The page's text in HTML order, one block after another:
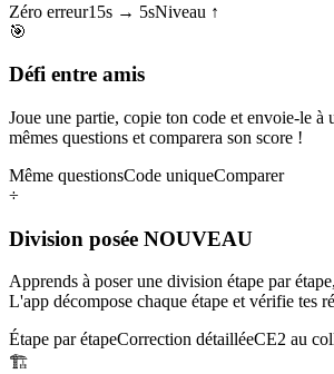
Zéro erreur15s → 5sNiveau ↑
🎯
Défi entre amis
Joue une partie, copie ton code et envoie-le à
mêmes questions et comparera son score !
Même questionsCode uniqueComparer
÷
Division posée NOUVEAU
Apprends à poser une division étape par
L'app décompose chaque étape et vérifie tes
Étape par étapeCorrection détailléeCE2 au
🏗️